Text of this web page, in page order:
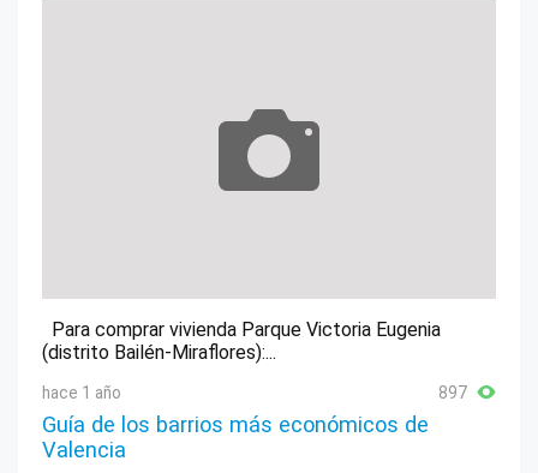
Para comprar vivienda Parque Victoria Eugenia
(distrito Bailén-Miraflores):...
hace 1 año 897
Guía de los barrios más económicos de
Valencia